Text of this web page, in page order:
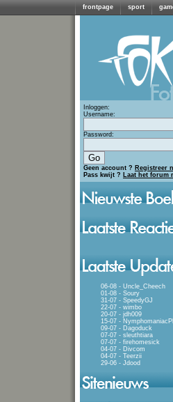
frontpage sport
Inloggen:
Username:
Password:
Geen account ? Registreer
Pass kwijt ? Laat het forum
06-08 - Uncle_Cheech
01-08 - Soury
31-07 - SpeedyGJ
22-07 - wimbo
20-07 - jdh009
15-07 -
09-07 - Dagoduck
07-07 - sleuthtiara
07-07 - firehomesick
04-07 - Divcom
04-07 - Teerzii
29-06 - Jdood